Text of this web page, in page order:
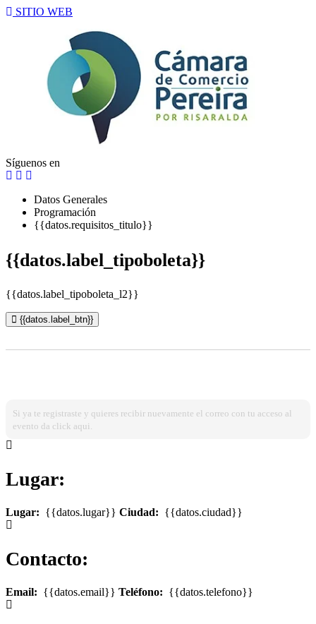
SITIO WEB
Síguenos en
Datos Generales
Programación
{{datos.requisitos_titulo}}
{{datos.label_tipoboleta}}
{{datos.label_tipoboleta_l2}}
{{datos.label_btn}}
Si ya te registraste y quieres recibir nuevamente el correo con tu acceso al
evento da click aqui.
Lugar:
Lugar: {{datos.lugar}} Ciudad: {{datos.ciudad}}
Contacto:
Email: {{datos.email}} Teléfono: {{datos.telefono}}